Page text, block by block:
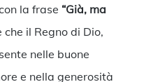
la frase “Già, ma
il Regno di Dio,
nelle buone
e nella generosità